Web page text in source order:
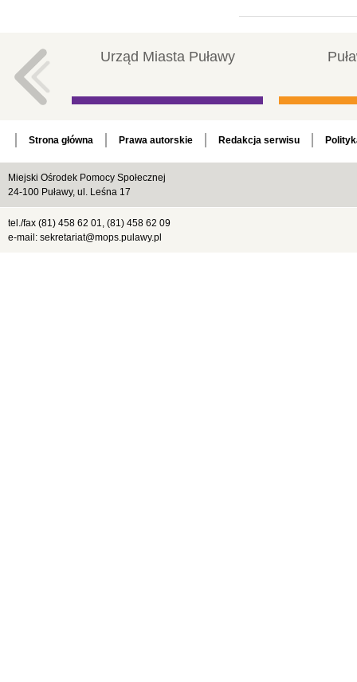
Urząd Miasta Puławy
Strona główna Prawa autorskie Redakcja serwisu
Miejski Ośrodek Pomocy Społecznej
24-100 Puławy, ul. Leśna 17
tel./fax (81) 458 62 01, (81) 458 62 09
e-mail: sekretariat@mops.pulawy.pl